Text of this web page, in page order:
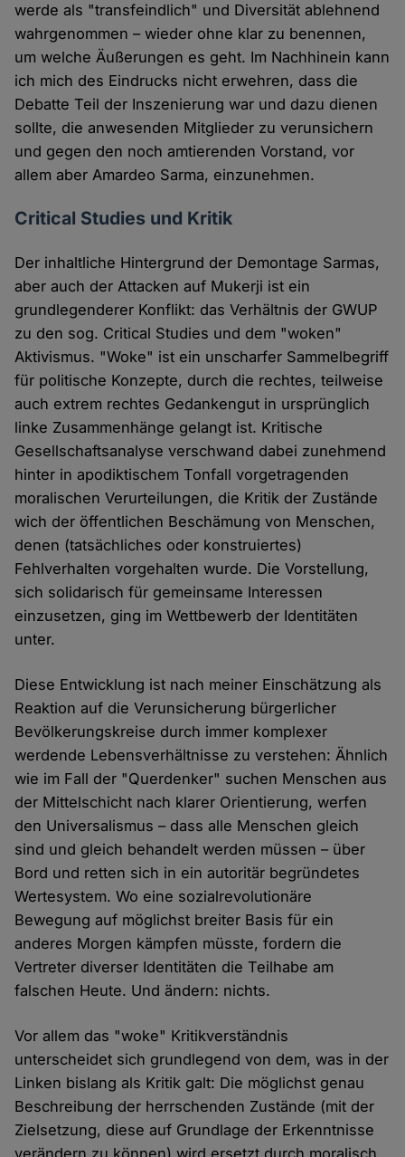
werde als "transfeindlich" und Diversität ablehnend
wahrgenommen – wieder ohne klar zu benennen,
um welche Äußerungen es geht. Im Nachhinein kann
ich mich des Eindrucks nicht erwehren, dass die
Debatte Teil der Inszenierung war und dazu dienen
sollte, die anwesenden Mitglieder zu verunsichern
und gegen den noch amtierenden Vorstand, vor
allem aber Amardeo Sarma, einzunehmen.
Critical Studies und Kritik
Der inhaltliche Hintergrund der Demontage Sarmas,
aber auch der Attacken auf Mukerji ist ein
grundlegenderer Konflikt: das Verhältnis der GWUP
zu den sog. Critical Studies und dem "woken"
Aktivismus. "Woke" ist ein unscharfer Sammelbegriff
für politische Konzepte, durch die rechtes, teilweise
auch extrem rechtes Gedankengut in ursprünglich
linke Zusammenhänge gelangt ist. Kritische
Gesellschaftsanalyse verschwand dabei zunehmend
hinter in apodiktischem Tonfall vorgetragenden
moralischen Verurteilungen, die Kritik der Zustände
wich der öffentlichen Beschämung von Menschen,
denen (tatsächliches oder konstruiertes)
Fehlverhalten vorgehalten wurde. Die Vorstellung,
sich solidarisch für gemeinsame Interessen
einzusetzen, ging im Wettbewerb der Identitäten
unter.
Diese Entwicklung ist nach meiner Einschätzung als
Reaktion auf die Verunsicherung bürgerlicher
Bevölkerungskreise durch immer komplexer
werdende Lebensverhältnisse zu verstehen: Ähnlich
wie im Fall der "Querdenker" suchen Menschen aus
der Mittelschicht nach klarer Orientierung, werfen
den Universalismus – dass alle Menschen gleich
sind und gleich behandelt werden müssen – über
Bord und retten sich in ein autoritär begründetes
Wertesystem. Wo eine sozialrevolutionäre
Bewegung auf möglichst breiter Basis für ein
anderes Morgen kämpfen müsste, fordern die
Vertreter diverser Identitäten die Teilhabe am
falschen Heute. Und ändern: nichts.
Vor allem das "woke" Kritikverständnis
unterscheidet sich grundlegend von dem, was in der
Linken bislang als Kritik galt: Die möglichst genau
Beschreibung der herrschenden Zustände (mit der
Zielsetzung, diese auf Grundlage der Erkenntnisse